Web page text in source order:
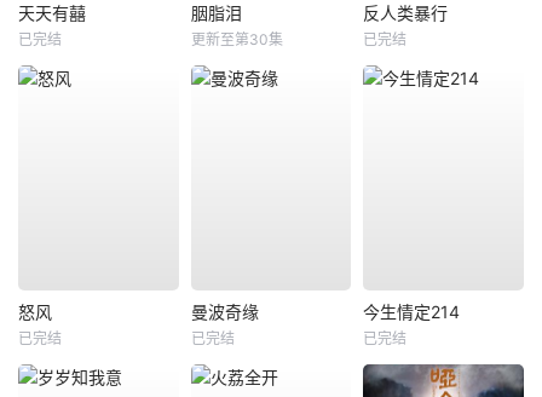
天天有囍
已完结
胭脂泪
更新至第30集
反人类暴行
已完结
怒风
已完结
曼波奇缘
已完结
今生情定214
已完结